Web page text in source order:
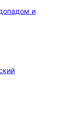
и